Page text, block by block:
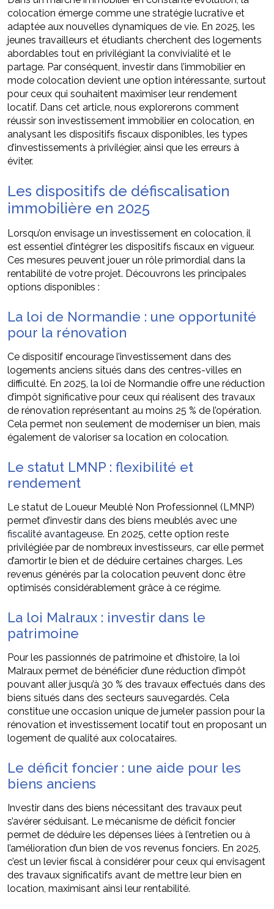
colocation émerge comme une stratégie lucrative et
adaptée aux nouvelles dynamiques de vie. En 2025, les
jeunes travailleurs et étudiants cherchent des logements
abordables tout en privilégiant la convivialité et le
partage. Par conséquent, investir dans l’immobilier en
mode colocation devient une option intéressante, surtout
pour ceux qui souhaitent maximiser leur rendement
locatif. Dans cet article, nous explorerons comment
réussir son investissement immobilier en colocation, en
analysant les dispositifs fiscaux disponibles, les types
d’investissements à privilégier, ainsi que les erreurs à
éviter.
Les dispositifs de défiscalisation
immobilière en 2025
Lorsqu’on envisage un investissement en colocation, il
est essentiel d’intégrer les dispositifs fiscaux en vigueur.
Ces mesures peuvent jouer un rôle primordial dans la
rentabilité de votre projet. Découvrons les principales
options disponibles :
La loi de Normandie : une opportunité
pour la rénovation
Ce dispositif encourage l’investissement dans des
logements anciens situés dans des centres-villes en
difficulté. En 2025, la loi de Normandie offre une réduction
d’impôt significative pour ceux qui réalisent des travaux
de rénovation représentant au moins 25 % de l’opération.
Cela permet non seulement de moderniser un bien, mais
également de valoriser sa location en colocation.
Le statut LMNP : flexibilité et
rendement
Le statut de Loueur Meublé Non Professionnel (LMNP)
permet d’investir dans des biens meublés avec une
fiscalité avantageuse. En 2025, cette option reste
privilégiée par de nombreux investisseurs, car elle permet
d’amortir le bien et de déduire certaines charges. Les
revenus générés par la colocation peuvent donc être
optimisés considérablement grâce à ce régime.
La loi Malraux : investir dans le
patrimoine
Pour les passionnés de patrimoine et d’histoire, la loi
Malraux permet de bénéficier d’une réduction d’impôt
pouvant aller jusqu’à 30 % des travaux effectués dans des
biens situés dans des secteurs sauvegardés. Cela
constitue une occasion unique de jumeler passion pour la
rénovation et investissement locatif tout en proposant un
logement de qualité aux colocataires.
Le déficit foncier : une aide pour les
biens anciens
Investir dans des biens nécessitant des travaux peut
s’avérer séduisant. Le mécanisme de déficit foncier
permet de déduire les dépenses liées à l’entretien ou à
l’amélioration d’un bien de vos revenus fonciers. En 2025,
c’est un levier fiscal à considérer pour ceux qui envisagent
des travaux significatifs avant de mettre leur bien en
location, maximisant ainsi leur rentabilité.